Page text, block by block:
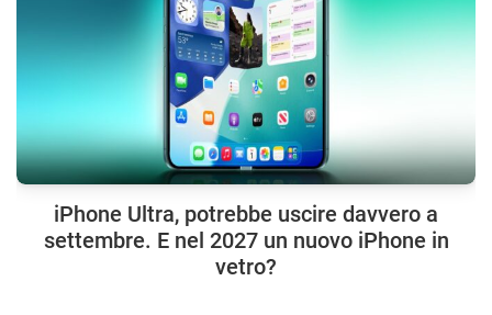
iPhone Ultra, potrebbe uscire davvero a
settembre. E nel 2027 un nuovo iPhone in
vetro?